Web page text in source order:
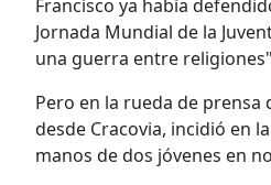
Francisco ya había
Jornada Mundial de la
una guerra entre
Pero en la rueda de prensa
desde Cracovia, incidió en
manos de dos jóvenes en